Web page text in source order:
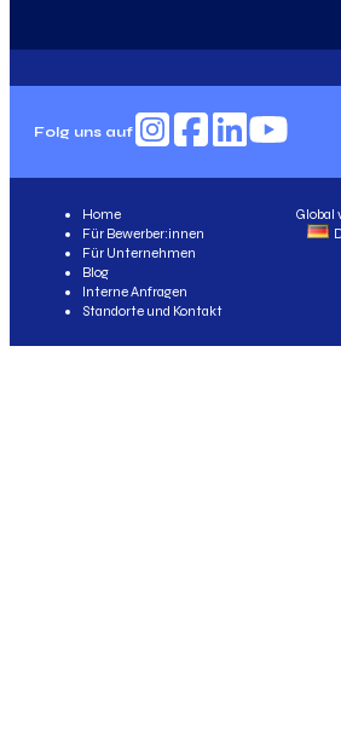
Folg uns auf
Global
Home
Für Bewerber:innen
Für Unternehmen
Blog
Interne Anfragen
Standorte und Kontakt